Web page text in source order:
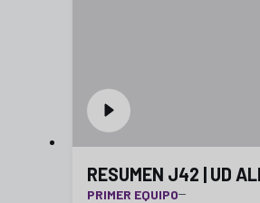
RESUMEN J42 | UD
PRIMER EQUIPO